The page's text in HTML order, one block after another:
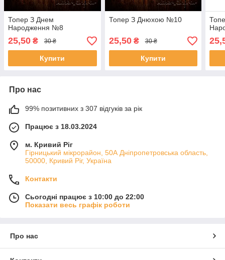
Топер З Днем
Народження №8
25,50 ₴ 30 ₴
Купити
Топер З Днюхою №10
25,50₴ 30 ₴
Купити
Про нас
99% позитивних з 307 відгуків за рік
Працює з 18.03.2024
м. Кривий Ріг
Гірницький мікрорайон, 50А Дніпропетровська область,
50000, Кривий Ріг, Україна
Контакти
Сьогодні працює з 10:00 до 22:00
Показати весь графік роботи
Про нас